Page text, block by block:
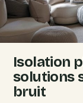
Isolation
solutions
bruit